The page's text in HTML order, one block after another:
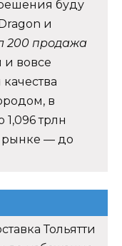
буду
и
200 продажа
и вовсе
в
1,096 трлн
рынке — до
Тольятти